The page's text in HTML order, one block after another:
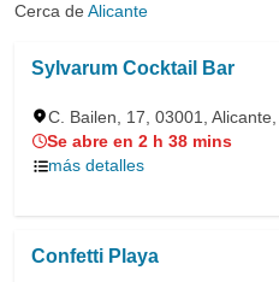
Cerca de Alicante
Sylvarum Cocktail Bar
C. Bailen, 17, 03001, Alicante,
Se abre en 2 h 38 mins
más detalles
Confetti Playa